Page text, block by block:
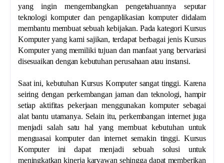
yang ingin mengembangkan pengetahuannya seputar
teknologi komputer dan pengaplikasian komputer didalam
membantu membuat sebuah kebijakan. Pada kategori Kursus
Komputer yang kami sajikan, terdapat berbagai jenis Kursus
Komputer yang memiliki tujuan dan manfaat yang bervariasi
disesuaikan dengan kebutuhan perusahaan atau instansi.
Saat ini, kebutuhan Kursus Komputer sangat tinggi. Karena
seiring dengan perkembangan jaman dan teknologi, hampir
setiap aktifitas pekerjaan menggunakan komputer sebagai
alat bantu utamanya. Selain itu, perkembangan internet juga
menjadi salah satu hal yang membuat kebutuhan untuk
menguasai komputer dan internet semakin tinggi. Kursus
Komputer ini dapat menjadi sebuah solusi untuk
meningkatkan kinerja karyawan sehingga dapat memberikan